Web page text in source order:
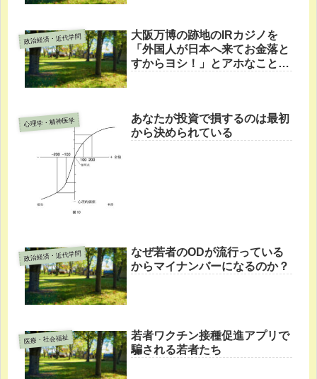
政治経済・近代学問
大阪万博の跡地のIRカジノを
「外国人が日本へ来てお金落と
すからヨシ！」とアホなこと言
心理学・精神医学
あなたが投資で損するのは最初
から決められている
政治経済・近代学問
なぜ若者のODが流行っている
からマイナンバーになるのか？
医療・社会福祉
若者ワクチン接種促進アプリで
騙される若者たち